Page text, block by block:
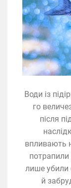
Води із
го
після
впливають
лише убили
й